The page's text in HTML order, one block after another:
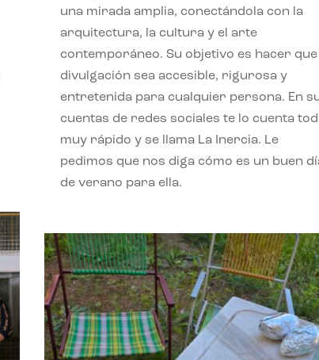
una mirada amplia, conectándola con la
arquitectura, la cultura y el arte
contemporáneo. Su objetivo es hacer que
divulgación sea accesible, rigurosa y
entretenida para cualquier persona. En
cuentas de redes sociales te lo cuenta
muy rápido y se llama La Inercia. Le
pedimos que nos diga cómo es un buen
de verano para ella.